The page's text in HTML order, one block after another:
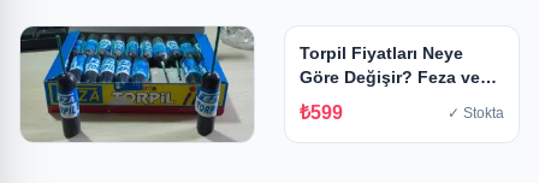
₺599 ✓ Stokta
Torpil Fiyatları Neye
Göre Değişir? Feza ve
Troy Ürünlerinde Genel
Değerlendirme
₺599 ✓ Stokta